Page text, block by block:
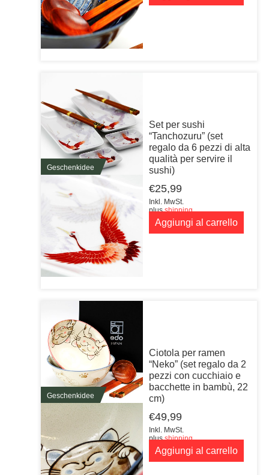
Geschenkidee
Set per sushi
“Tanchozuru” (set
regalo da 6 pezzi di alta
qualità per servire il
sushi)
€25,99
Inkl. MwSt.
plusshipping
Aggiungi al carrello
Geschenkidee
Ciotola per ramen
“Neko” (set regalo da 2
pezzi con cucchiaio e
bacchette in bambù, 22
cm)
€49,99
Inkl. MwSt.
plusshipping
Aggiungi al carrello